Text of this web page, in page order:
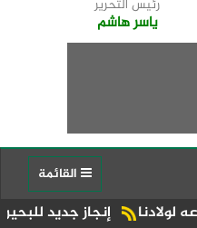
رئيس التحرير
ياسر هاشم
إنجاز جديد للبحيرة.. شبراخيت وبدر ضمن أفضل 10 وحدات محلية على مستوى